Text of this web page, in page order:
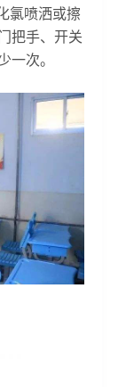
氯喷洒或擦
把手、开关
一次。